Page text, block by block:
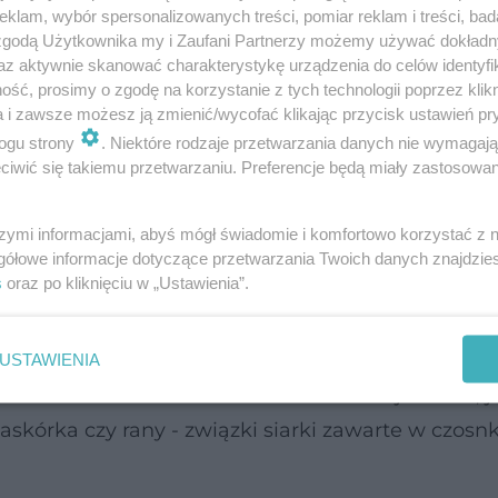
wody, a następnie nasącz nią gazę i
oliwy z oliwek. Tak przygotowaną maść
kilkanaście minut. WAŻNE! nie stosuj okładu,
czy rany - związki siarki zawarte w
wybór spersonalizowanych treści, pomiar reklam i treści,
Użytkownika my i Zaufani Partnerzy możemy używać
aktywnie skanować charakterystykę urządzenia do celów
prosimy o zgodę na korzystanie z tych technologii poprzez
i zawsze możesz ją zmienić/wycofać klikając przycisk ustawień
strony
. Niektóre rodzaje przetwarzania danych nie
się takiemu przetwarzaniu. Preferencje będą miały
informacjami, abyś mógł świadomie i komfortowo korzystać z
informacje dotyczące przetwarzania Twoich danych
oraz po kliknięciu w „Ustawienia”.
USTAWIENIA